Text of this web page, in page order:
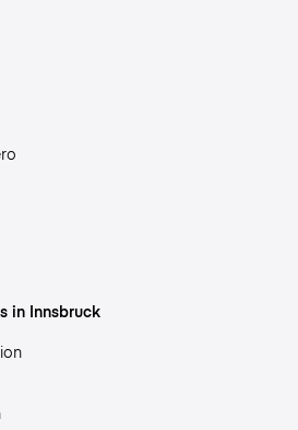
in Innsbruck